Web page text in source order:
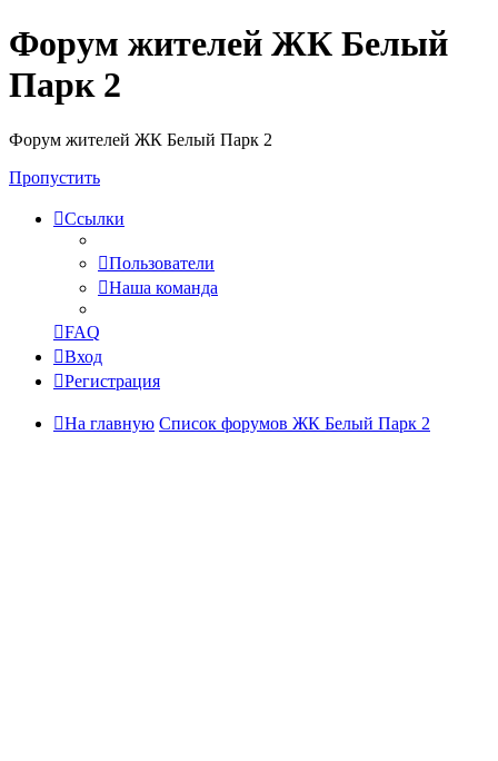
Форум жителей ЖК Белый
Парк 2
Форум жителей ЖК Белый Парк 2
Пропустить
Ссылки
Пользователи
Наша команда
FAQ
Вход
Регистрация
На главную Список форумов ЖК Белый Парк 2